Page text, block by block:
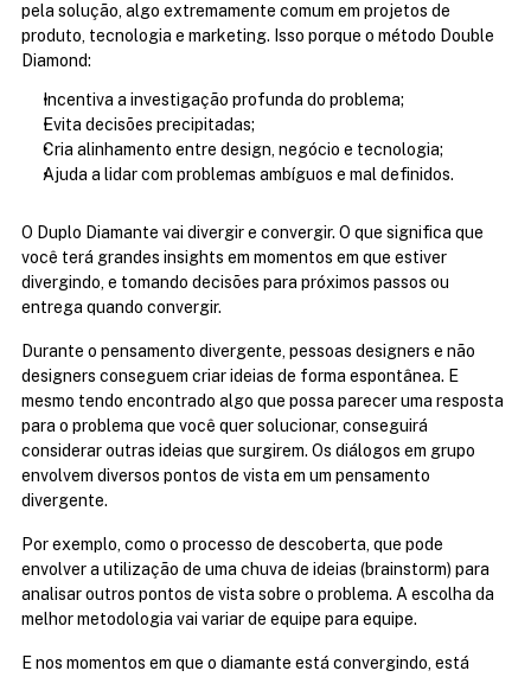
pela solução, algo extremamente comum em projetos de
produto, tecnologia e marketing. Isso porque o método Double
Diamond:
Incentiva a investigação profunda do problema;
Evita decisões precipitadas;
Cria alinhamento entre design, negócio e tecnologia;
Ajuda a lidar com problemas ambíguos e mal definidos.
O Duplo Diamante vai divergir e convergir. O que significa que
você terá grandes insights em momentos em que estiver
divergindo, e tomando decisões para próximos passos ou
entrega quando convergir.
Durante o pensamento divergente, pessoas designers e não
designers conseguem criar ideias de forma espontânea. E
mesmo tendo encontrado algo que possa parecer uma resposta
para o problema que você quer solucionar, conseguirá
considerar outras ideias que surgirem. Os diálogos em grupo
envolvem diversos pontos de vista em um pensamento
divergente.
Por exemplo, como o processo de descoberta, que pode
envolver a utilização de uma chuva de ideias (brainstorm) para
analisar outros pontos de vista sobre o problema. A escolha da
melhor metodologia vai variar de equipe para equipe.
E nos momentos em que o diamante está convergindo, está